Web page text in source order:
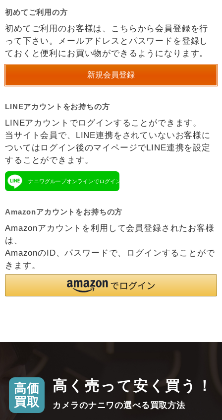
初めてご利用の方
初めてご利用のお客様は、こちらから会員登録を行
って下さい。メールアドレスとパスワードを登録し
ておくと便利にお買い物ができるようになります。
LINEアカウントをお持ちの方
LINEアカウントでログインすることができます。
当サイト会員で、LINE連携をされていないお客様に
ついてはログイン後のマイページでLINE連携を設定
することができます。
ナニワグループオンラインでログイン
Amazonアカウントをお持ちの方
Amazonアカウントを利用して会員登録されたお客様
は、
AmazonのID、パスワードで、ログインすることがで
きます。
高価
買取
高く売って安く買う！
カメラのナニワの選べる買取方法